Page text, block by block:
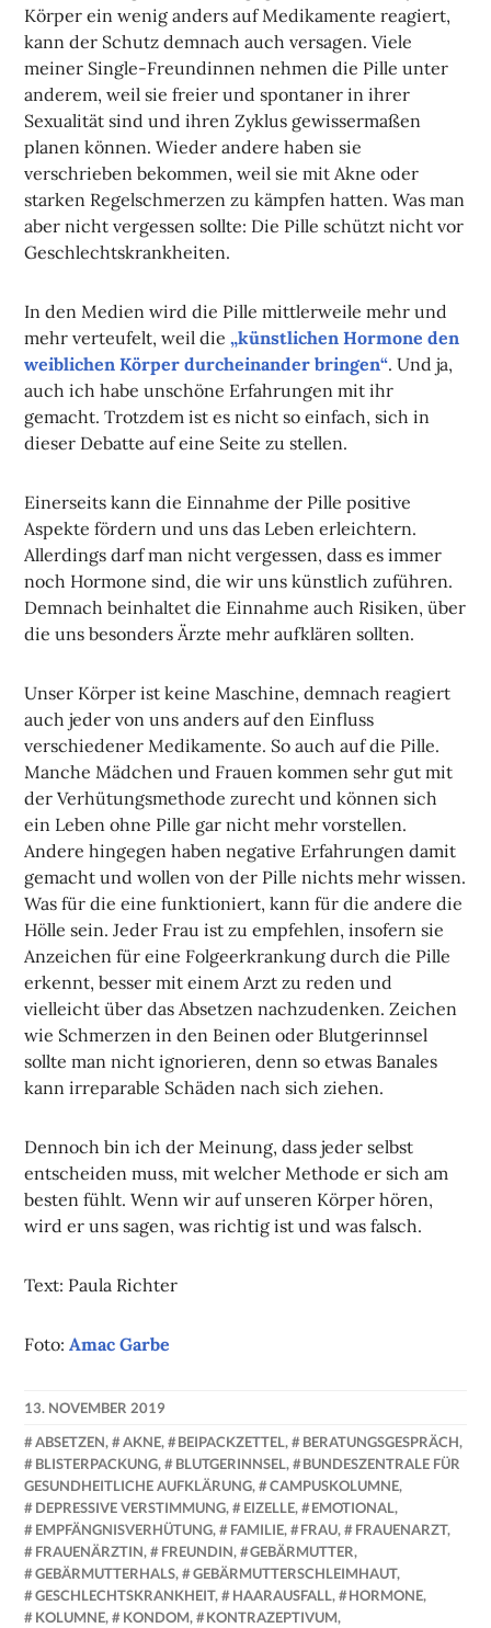
Körper ein wenig anders auf Medikamente reagiert,
kann der Schutz demnach auch versagen. Viele
meiner Single-Freundinnen nehmen die Pille unter
anderem, weil sie freier und spontaner in ihrer
Sexualität sind und ihren Zyklus gewissermaßen
planen können. Wieder andere haben sie
verschrieben bekommen, weil sie mit Akne oder
starken Regelschmerzen zu kämpfen hatten. Was man
aber nicht vergessen sollte: Die Pille schützt nicht vor
Geschlechtskrankheiten.
In den Medien wird die Pille mittlerweile mehr und
mehr verteufelt, weil die„künstlichen Hormone den
weiblichen Körper durcheinander bringen“. Und ja,
auch ich habe unschöne Erfahrungen mit ihr
gemacht. Trotzdem ist es nicht so einfach, sich in
dieser Debatte auf eine Seite zu stellen.
Einerseits kann die Einnahme der Pille positive
Aspekte fördern und uns das Leben erleichtern.
Allerdings darf man nicht vergessen, dass es immer
noch Hormone sind, die wir uns künstlich zuführen.
Demnach beinhaltet die Einnahme auch Risiken, über
die uns besonders Ärzte mehr aufklären sollten.
Unser Körper ist keine Maschine, demnach reagiert
auch jeder von uns anders auf den Einfluss
verschiedener Medikamente. So auch auf die Pille.
Manche Mädchen und Frauen kommen sehr gut mit
der Verhütungsmethode zurecht und können sich
ein Leben ohne Pille gar nicht mehr vorstellen.
Andere hingegen haben negative Erfahrungen damit
gemacht und wollen von der Pille nichts mehr wissen.
Was für die eine funktioniert, kann für die andere die
Hölle sein. Jeder Frau ist zu empfehlen, insofern sie
Anzeichen für eine Folgeerkrankung durch die Pille
erkennt, besser mit einem Arzt zu reden und
vielleicht über das Absetzen nachzudenken. Zeichen
wie Schmerzen in den Beinen oder Blutgerinnsel
sollte man nicht ignorieren, denn so etwas Banales
kann irreparable Schäden nach sich ziehen.
Dennoch bin ich der Meinung, dass jeder selbst
entscheiden muss, mit welcher Methode er sich am
besten fühlt. Wenn wir auf unseren Körper hören,
wird er uns sagen, was richtig ist und was falsch.
Text: Paula Richter
Foto:Amac Garbe
13. NOVEMBER 2019
NADINE
FAUST
ABSETZEN, AKNE, BEIPACKZETTEL, BERATUNGSGESPRÄCH,
BLISTERPACKUNG, BLUTGERINNSEL,
BUNDESZENTRALE FÜR
GESUNDHEITLICHE AUFKLÄRUNG, CAMPUSKOLUMNE,
DEPRESSIVE VERSTIMMUNG, EIZELLE, EMOTIONAL,
EMPFÄNGNISVERHÜTUNG, FAMILIE, FRAU, FRAUENARZT,
FRAUENÄRZTIN, FREUNDIN, GEBÄRMUTTER,
GEBÄRMUTTERHALS, GEBÄRMUTTERSCHLEIMHAUT,
GESCHLECHTSKRANKHEIT, HAARAUSFALL, HORMONE,
KOLUMNE, KONDOM, KONTRAZEPTIVUM,